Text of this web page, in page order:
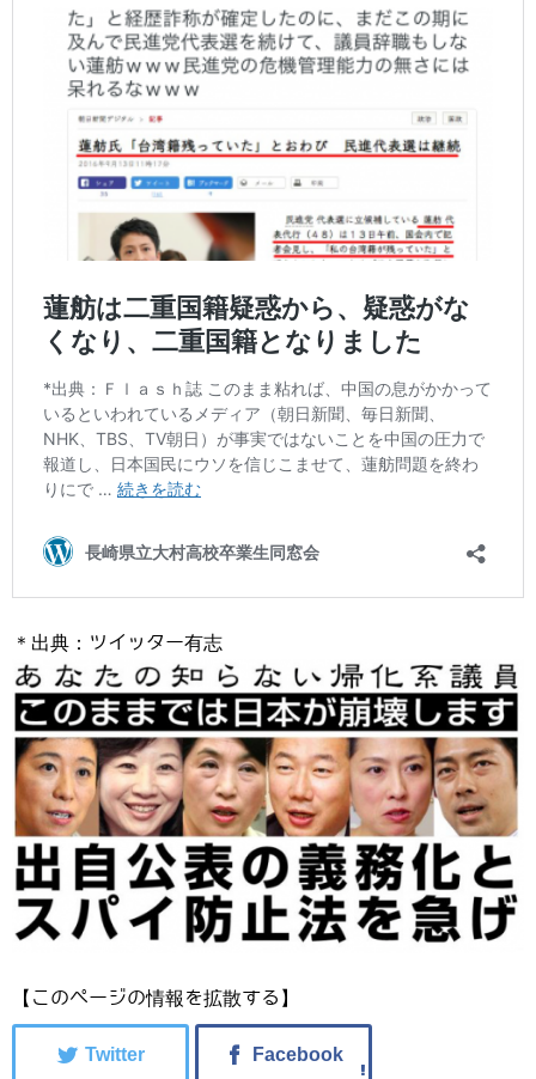
＊出典：ツイッター有志
【このページの情報を拡散する】